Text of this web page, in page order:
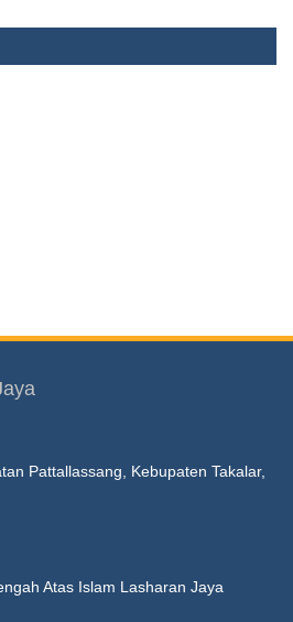
Pattallassang, Kebupaten Takalar,
Atas Islam Lasharan Jaya